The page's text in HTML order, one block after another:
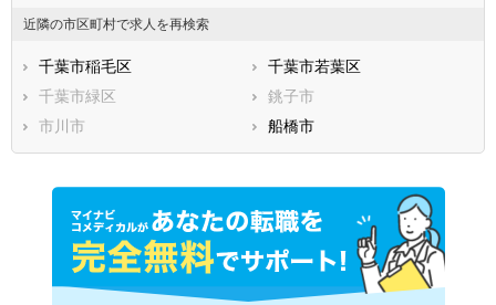
近隣の市区町村で求人を再検索
千葉市稲毛区
千葉市若葉区
千葉市緑区
銚子市
市川市
船橋市